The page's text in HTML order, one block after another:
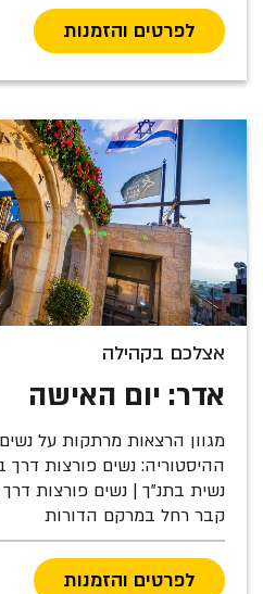
לפרטים והזמנות
אצלכם בקהילה
אדר: יום האישה
מגוון הרצאות מרתקות על
ההיסטוריה: נשים פורצות דרך
נשית בתנ"ך | נשים פורצות
קבר רחל במרקם הדורות
לפרטים והזמנות